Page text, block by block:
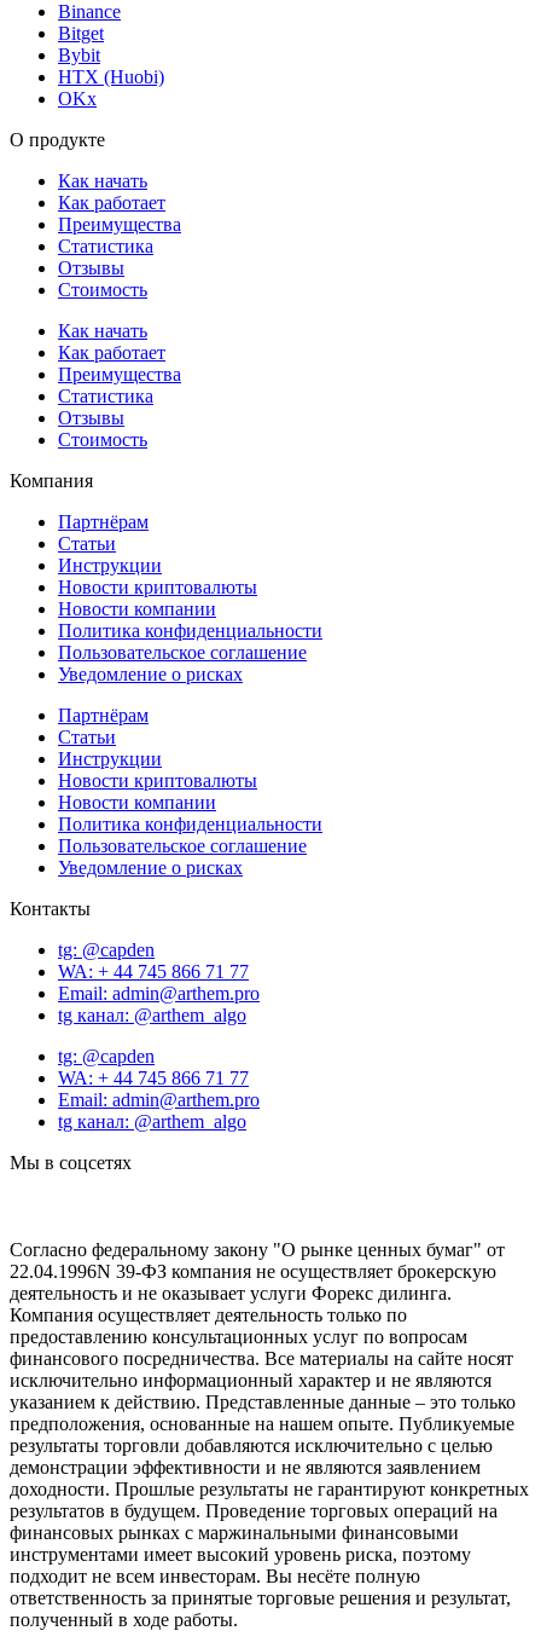
Binance
Bitget
Bybit
HTX (Huobi)
OKx
О продукте
Как начать
Как работает
Преимущества
Статистика
Отзывы
Стоимость
Как начать
Как работает
Преимущества
Статистика
Отзывы
Стоимость
Компания
Партнёрам
Статьи
Инструкции
Новости криптовалюты
Новости компании
Политика конфиденциальности
Пользовательское соглашение
Уведомление о рисках
Партнёрам
Статьи
Инструкции
Новости криптовалюты
Новости компании
Политика конфиденциальности
Пользовательское соглашение
Уведомление о рисках
Контакты
tg: @capden
WA: + 44 745 866 71 77
Email: admin@arthem.pro
tg канал: @arthem_algo
tg: @capden
WA: + 44 745 866 71 77
Email: admin@arthem.pro
tg канал: @arthem_algo
Мы в соцсетях
Согласно федеральному закону "О рынке ценных бумаг" от
22.04.1996N 39-ФЗ компания не осуществляет брокерскую
деятельность и не оказывает услуги Форекс дилинга.
Компания осуществляет деятельность только по
предоставлению консультационных услуг по вопросам
финансового посредничества. Все материалы на сайте носят
исключительно информационный характер и не являются
указанием к действию. Представленные данные – это только
предположения, основанные на нашем опыте. Публикуемые
результаты торговли добавляются исключительно с целью
демонстрации эффективности и не являются заявлением
доходности. Прошлые результаты не гарантируют конкретных
результатов в будущем. Проведение торговых операций на
финансовых рынках с маржинальными финансовыми
инструментами имеет высокий уровень риска, поэтому
подходит не всем инвесторам. Вы несёте полную
ответственность за принятые торговые решения и результат,
полученный в ходе работы.